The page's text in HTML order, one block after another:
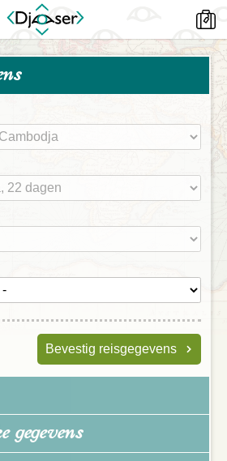
Bevestig reisgegevens
gegevens